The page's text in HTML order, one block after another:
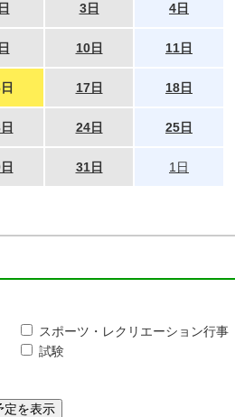
3日 4日
10日 11日
17日 18日
24日 25日
31日 1日
スポーツ・レクリエーション行事
試験
定を表示